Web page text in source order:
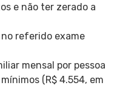
e não ter zerado a
referido exame
mensal por pessoa
(R$ 4.554, em